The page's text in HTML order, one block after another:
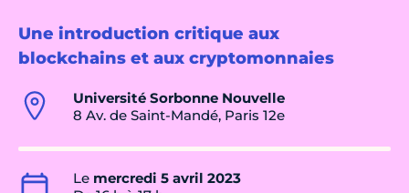
Une introduction critique aux
blockchains et aux cryptomonnaies
Université Sorbonne Nouvelle
8 Av. de Saint-Mandé, Paris 12e
Le mercredi 5 avril 2023